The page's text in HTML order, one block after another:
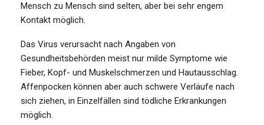
Mensch zu Mensch sind selten, aber bei sehr engem
Kontakt möglich.
Das Virus verursacht nach Angaben von
Gesundheitsbehörden meist nur milde Symptome wie
Fieber, Kopf- und Muskelschmerzen und Hautausschlag.
Affenpocken können aber auch schwere Verläufe nach
sich ziehen, in Einzelfällen sind tödliche Erkrankungen
möglich.